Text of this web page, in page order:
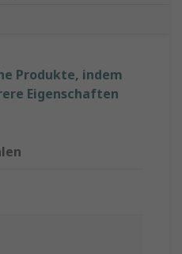
Produkte, indem
Eigenschaften